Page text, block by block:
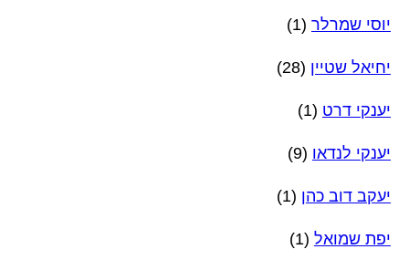
יוסי שמרלר (1)
יחיאל שטיין (28)
יענקי דרט (1)
יענקי לנדאו (9)
יעקב דוב כהן (1)
יפת שמואל (1)